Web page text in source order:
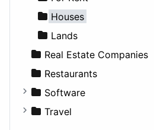
Medicine
Houses
Lands
Real Estate Companies
Restaurants
Software
Business Tools
Travel